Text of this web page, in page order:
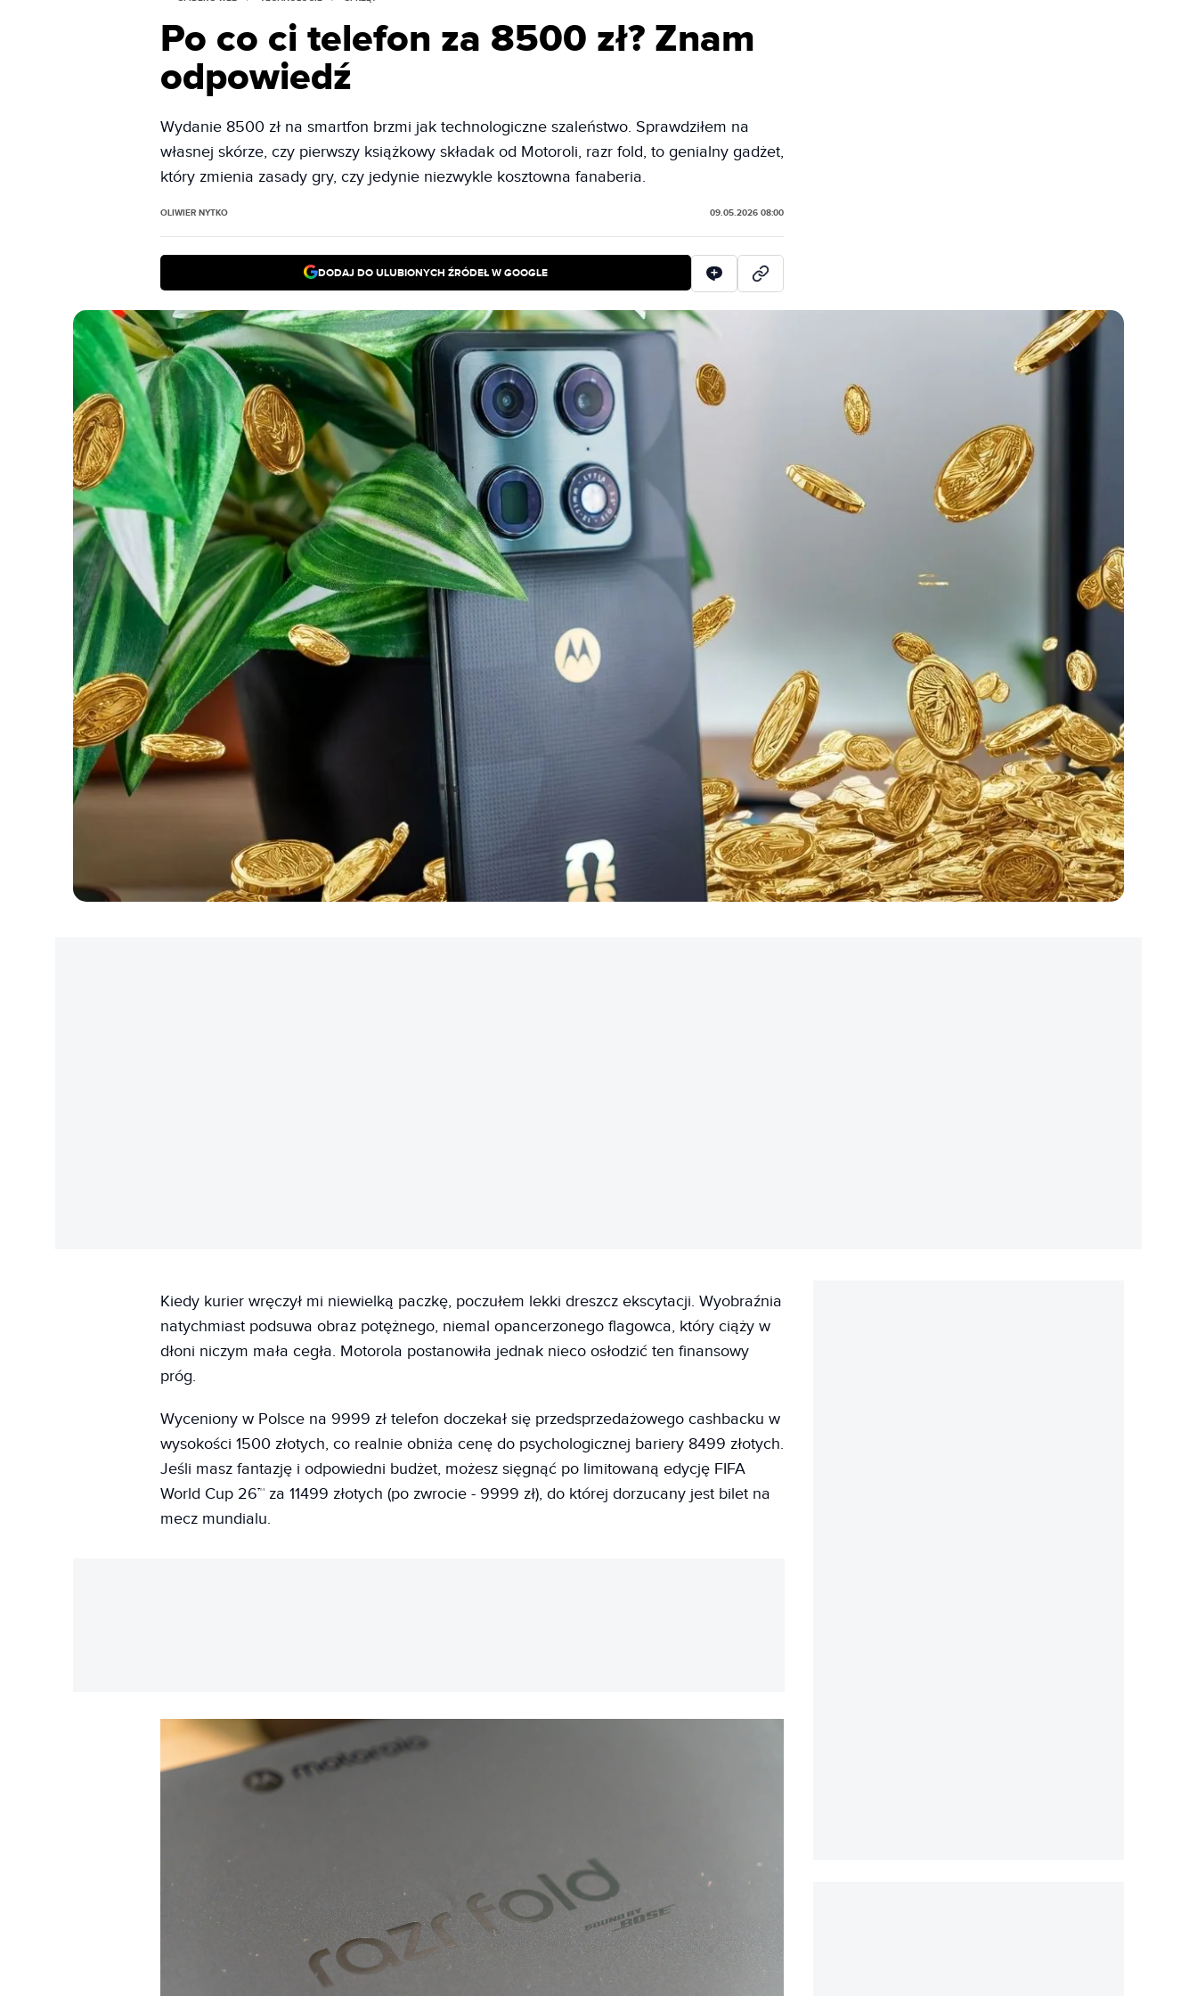
Po co ci telefon za 8500 zł? Znam
odpowiedź
Wydanie 8500 zł na smartfon brzmi jak technologiczne szaleństwo. Sprawdziłem na
własnej skórze, czy pierwszy książkowy składak od Motoroli, razr fold, to genialny gadżet,
który zmienia zasady gry, czy jedynie niezwykle kosztowna fanaberia.
OLIWIER NYTKO 09.05.2026 08:00
DODAJ DO ULUBIONYCH ŹRÓDEŁ W GOOGLE
Kiedy kurier wręczył mi niewielką paczkę, poczułem lekki dreszcz ekscytacji. Wyobraźnia
natychmiast podsuwa obraz potężnego, niemal opancerzonego flagowca, który ciąży w
dłoni niczym mała cegła. Motorola postanowiła jednak nieco osłodzić ten finansowy
próg.
Wyceniony w Polsce na 9999 zł telefon doczekał się przedsprzedażowego cashbacku w
wysokości 1500 złotych, co realnie obniża cenę do psychologicznej bariery 8499 złotych.
Jeśli masz fantazję i odpowiedni budżet, możesz sięgnąć po limitowaną edycję FIFA
World Cup 26™ za 11499 złotych (po zwrocie - 9999 zł), do której dorzucany jest bilet na
mecz mundialu.